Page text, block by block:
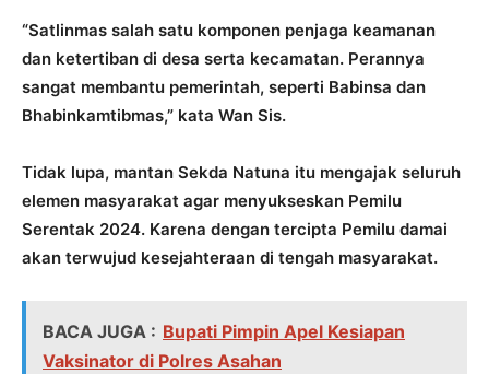
“Satlinmas salah satu komponen penjaga keamanan
dan ketertiban di desa serta kecamatan. Perannya
sangat membantu pemerintah, seperti Babinsa dan
Bhabinkamtibmas,” kata Wan Sis.
Tidak lupa, mantan Sekda Natuna itu mengajak seluruh
elemen masyarakat agar menyukseskan Pemilu
Serentak 2024. Karena dengan tercipta Pemilu damai
akan terwujud kesejahteraan di tengah masyarakat.
BACA JUGA : Bupati Pimpin Apel Kesiapan
Vaksinator di Polres Asahan